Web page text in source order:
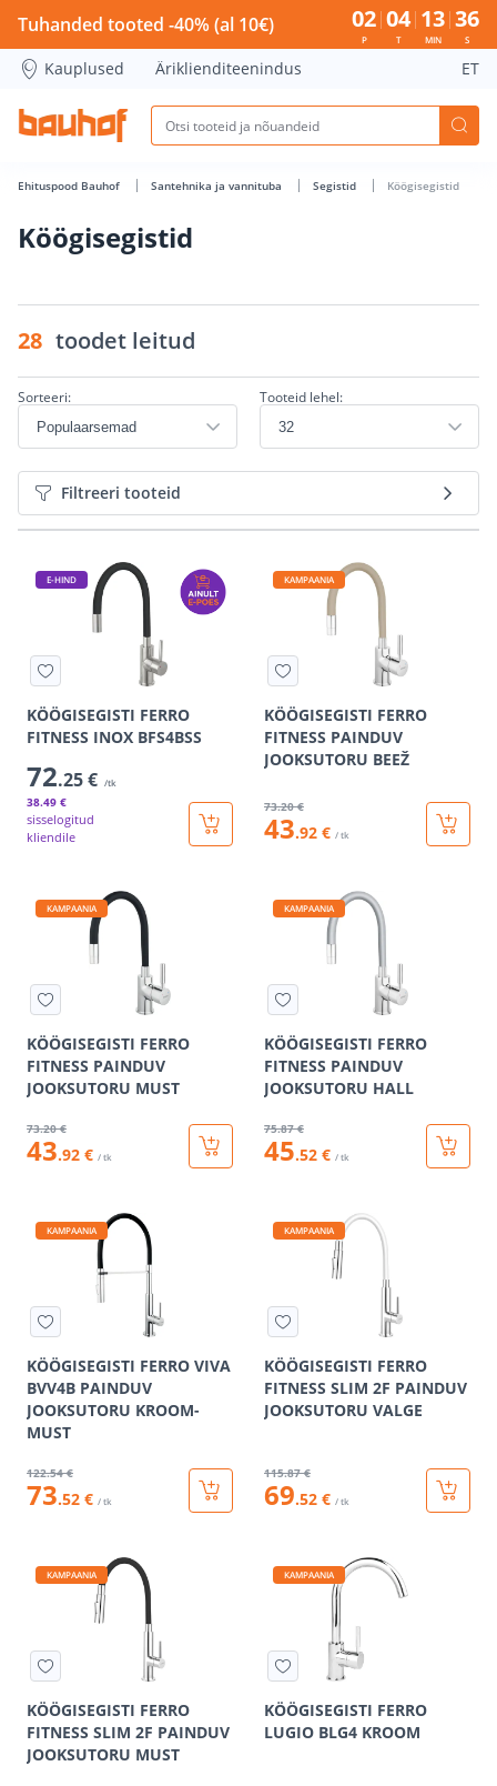
Köögisegistid - Bauhof has loaded
Tuhanded tooted -40% (al 10€) 02
P
04
T
13
MIN
35
S
Kauplused Äriklienditeenindus ET
Ehituspood Bauhof Santehnika ja vannituba Segistid Köögisegistid
Köögisegistid
28 toodet leitud
Sorteeri: Tooteid lehel:
Filtreeri tooteid
E-HIND
KÖÖGISEGISTI FERRO
FITNESS INOX BFS4BSS
72.25 € /tk
38.49 €
sisselogitud
kliendile
KAMPAANIA
KÖÖGISEGISTI FERRO
FITNESS PAINDUV
JOOKSUTORU BEEŽ
73.20 €
43.92 € / tk
KAMPAANIA
KÖÖGISEGISTI FERRO
FITNESS PAINDUV
JOOKSUTORU MUST
73.20 €
43.92 € / tk
KAMPAANIA
KÖÖGISEGISTI FERRO
FITNESS PAINDUV
JOOKSUTORU HALL
75.87 €
45.52 € / tk
KAMPAANIA
KÖÖGISEGISTI FERRO VIVA
BVV4B PAINDUV
JOOKSUTORU KROOM-
MUST
122.54 €
73.52 € / tk
KAMPAANIA
KÖÖGISEGISTI FERRO
FITNESS SLIM 2F PAINDUV
JOOKSUTORU VALGE
115.87 €
69.52 € / tk
KAMPAANIA
KÖÖGISEGISTI FERRO
FITNESS SLIM 2F PAINDUV
JOOKSUTORU MUST
KAMPAANIA
KÖÖGISEGISTI FERRO
LUGIO BLG4 KROOM